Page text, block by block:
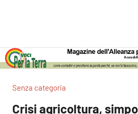
per
la
Terra
per
la
Alimentare
Senza categoria
Crisi agricoltura,